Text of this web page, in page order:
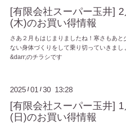
[有限会社スーパー玉井]
(木)のお買い得情報
さあ２月もはじまりましたね！寒さもあ
ない身体づくりをして乗り切っていきま
&darr;のチラシです
2025 /01 /30 13:28
[有限会社スーパー玉井]
(日)のお買い得情報